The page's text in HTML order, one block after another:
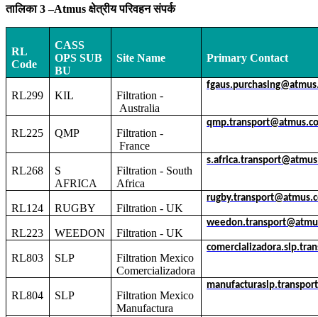
तालिका3 –Atmus क्षेत्रीय परिवहन संपर्क
RL
Code
CASS
OPS SUB
BU
Site Name Primary Contact
RL299 KIL
Filtration -
Australia
RL225 QMP
Filtration -
France
RL268
S
AFRICA
Filtration - South
Africa
RL124 RUGBY Filtration - UK
RL223 WEEDON Filtration - UK
RL803 SLP
Filtration Mexico
Comercializadora
RL804 SLP
Filtration Mexico
Manufactura